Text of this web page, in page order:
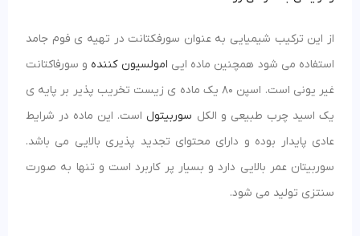
از این ترکیب شیمیایی به عنوان سورفکتانت در تهیه ی فوم جامد
استفاده می شود همچنین ماده ایی امولسیون کننده و سورفاکتانت
غیر یونی است. اسپن 80 یک ماده ی زیست تخریب پذیر بر پایه ی
یک اسید چرب طبیعی و الکل سوربیتول است. این ماده در شرایط
عادی پایدار بوده و دارای محتوای تجدید پذیری بالایی می باشد.
سوربیتان عمر بالایی دارد و بسیار پر کاربرد است و تنها به صورت
سنتزی تولید می شود.